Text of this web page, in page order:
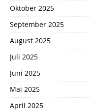
Oktober 2025
September 2025
August 2025
Juli 2025
Juni 2025
Mai 2025
April 2025